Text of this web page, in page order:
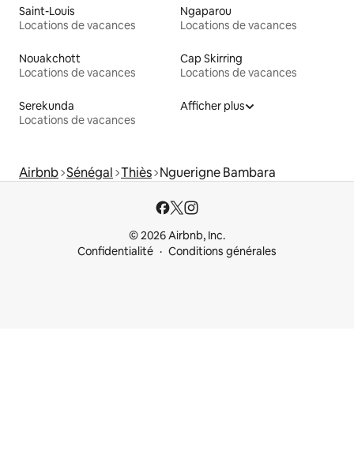
Saint-Louis
Locations de vacances
Ngaparou
Locations de vacances
Nouakchott
Locations de vacances
Cap Skirring
Locations de vacances
Serekunda
Locations de vacances
Afficher plus
Airbnb Sénégal Thiès Nguerigne Bambara
© 2026 Airbnb, Inc.
Confidentialité
Conditions générales